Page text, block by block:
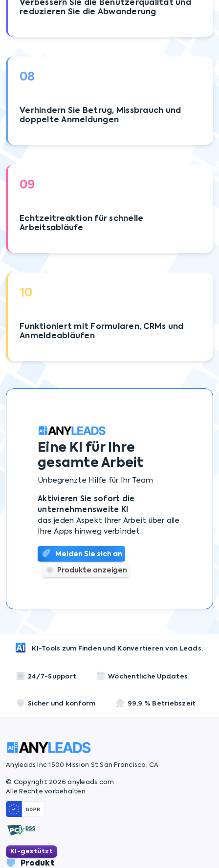
Verbessern Sie die Benutzerqualität und
reduzieren Sie die Abwanderung
08
Verhindern Sie Betrug, Missbrauch und
doppelte Anmeldungen
09
Echtzeitreaktion für schnelle
Arbeitsabläufe
10
Funktioniert mit Formularen, CRMs und
Anmeldeabläufen
Eine KI für Ihre
gesamte Arbeit
Unbegrenzte Hilfe für Ihr Team
Aktivieren Sie sofort die
unternehmensweite KI
das jeden Aspekt Ihrer Arbeit über alle
Ihre Apps hinweg verbindet.
Melden Sie sich an
Produkte anzeigen
KI-Tools zum Finden und Konvertieren von Leads.
24/7-Support Wöchentliche Updates
Sicher und konform 99,9 % Betriebszeit
Anyleads Inc 1500 Mission St San Francisco, CA
© Copyright 2026 anyleads.com
Alle Rechte vorbehalten
KI-gestützt
Produkt